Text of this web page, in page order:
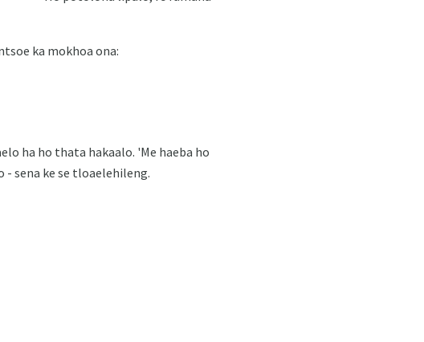
ka mokhoa ona:
ha ho thata hakaalo. 'Me haeba ho
sena ke se tloaelehileng.